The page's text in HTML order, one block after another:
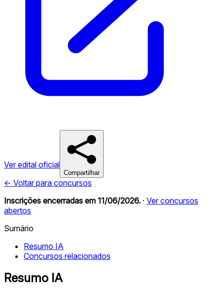
Ver edital oficial
Compartilhar
← Voltar para concursos
Inscrições encerradas em 11/06/2026. · Ver concursos
abertos
Sumário
Resumo IA
Concursos relacionados
Resumo IA